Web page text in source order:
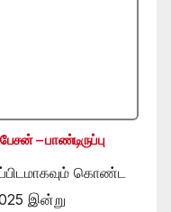
– பாண்டிருப்பு
கொண்ட
இன்று